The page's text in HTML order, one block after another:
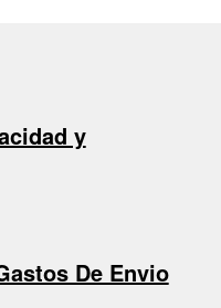
y
De Envio